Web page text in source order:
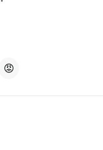
😡